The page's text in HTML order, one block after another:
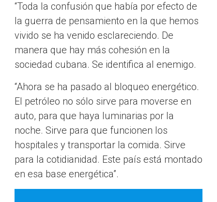
“Toda la confusión que había por efecto de
la guerra de pensamiento en la que hemos
vivido se ha venido esclareciendo. De
manera que hay más cohesión en la
sociedad cubana. Se identifica al enemigo.
“Ahora se ha pasado al bloqueo energético.
El petróleo no sólo sirve para moverse en
auto, para que haya luminarias por la
noche. Sirve para que funcionen los
hospitales y transportar la comida. Sirve
para la cotidianidad. Este país está montado
en esa base energética”.